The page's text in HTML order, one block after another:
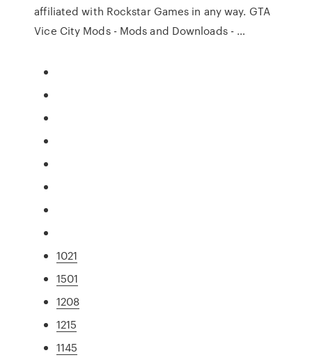
affiliated with Rockstar Games in any way. GTA
Vice City Mods - Mods and Downloads - …
1021
1501
1208
1215
1145